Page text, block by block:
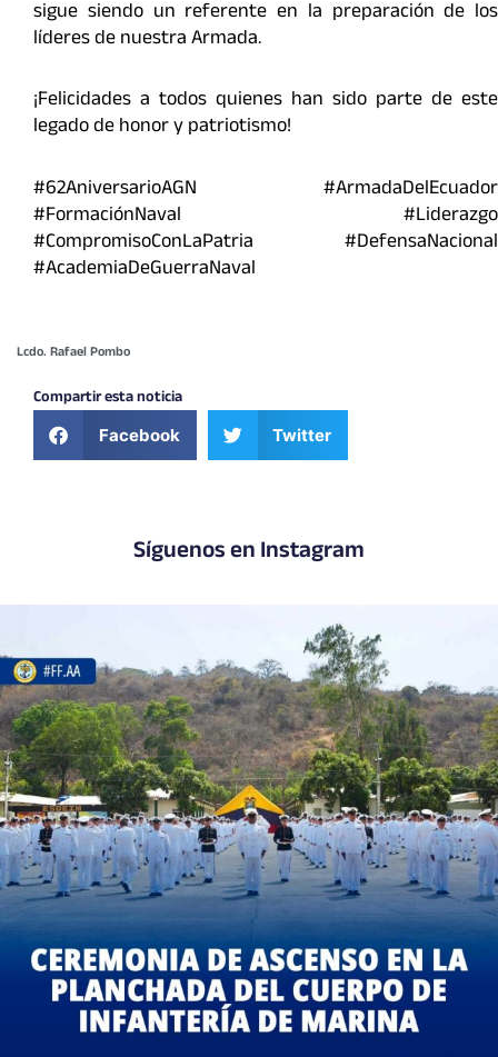
sigue siendo un referente en la preparación de los
líderes de nuestra Armada.
¡Felicidades a todos quienes han sido parte de este
legado de honor y patriotismo!
#62AniversarioAGN #ArmadaDelEcuador
#FormaciónNaval #Liderazgo
#CompromisoConLaPatria #DefensaNacional
#AcademiaDeGuerraNaval
Lcdo. Rafael Pombo
Compartir esta noticia
Facebook Twitter
Síguenos en Instagram